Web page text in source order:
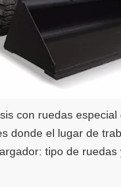
con ruedas
donde el lugar de
tipo de ruedas